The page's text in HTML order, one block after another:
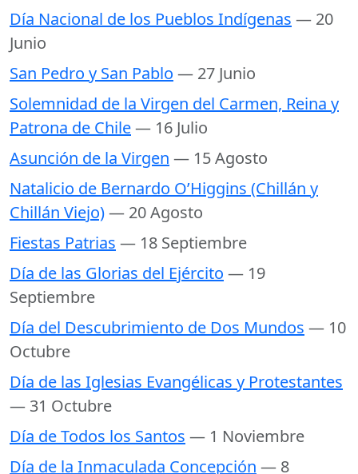
Día Nacional de los Pueblos Indígenas — 20
Junio
San Pedro y San Pablo — 27 Junio
Solemnidad de la Virgen del Carmen, Reina y
Patrona de Chile— 16 Julio
Asunción de la Virgen — 15 Agosto
Natalicio de Bernardo O’Higgins (Chillán y
Chillán Viejo)— 20 Agosto
Fiestas Patrias — 18 Septiembre
Día de las Glorias del Ejército — 19
Septiembre
Día del Descubrimiento de Dos Mundos — 10
Octubre
Día de las Iglesias Evangélicas y Protestantes
— 31 Octubre
Día de Todos los Santos — 1 Noviembre
Día de la Inmaculada Concepción — 8